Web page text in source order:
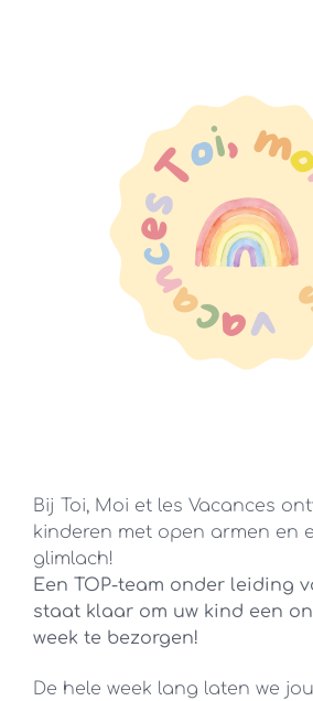
Bij Toi, Moi et les Vacances
kinderen met open armen en
glimlach!
Een TOP-team onder leiding
staat klaar om uw kind een
week te bezorgen!
De hele week lang laten we